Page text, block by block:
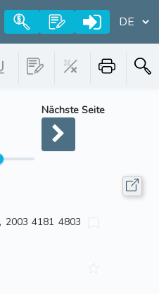
Nächste Seite
2003 4181 4803